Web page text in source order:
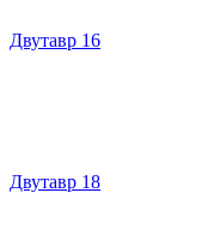
Двутавр 16
Двутавр 18